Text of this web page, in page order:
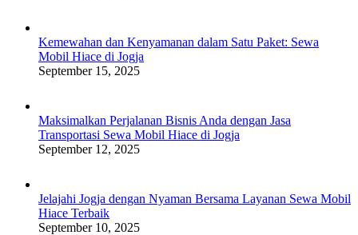
Kemewahan dan Kenyamanan dalam Satu Paket: Sewa
Mobil Hiace di Jogja
September 15, 2025
Maksimalkan Perjalanan Bisnis Anda dengan Jasa
Transportasi Sewa Mobil Hiace di Jogja
September 12, 2025
Jelajahi Jogja dengan Nyaman Bersama Layanan Sewa Mobil
Hiace Terbaik
September 10, 2025